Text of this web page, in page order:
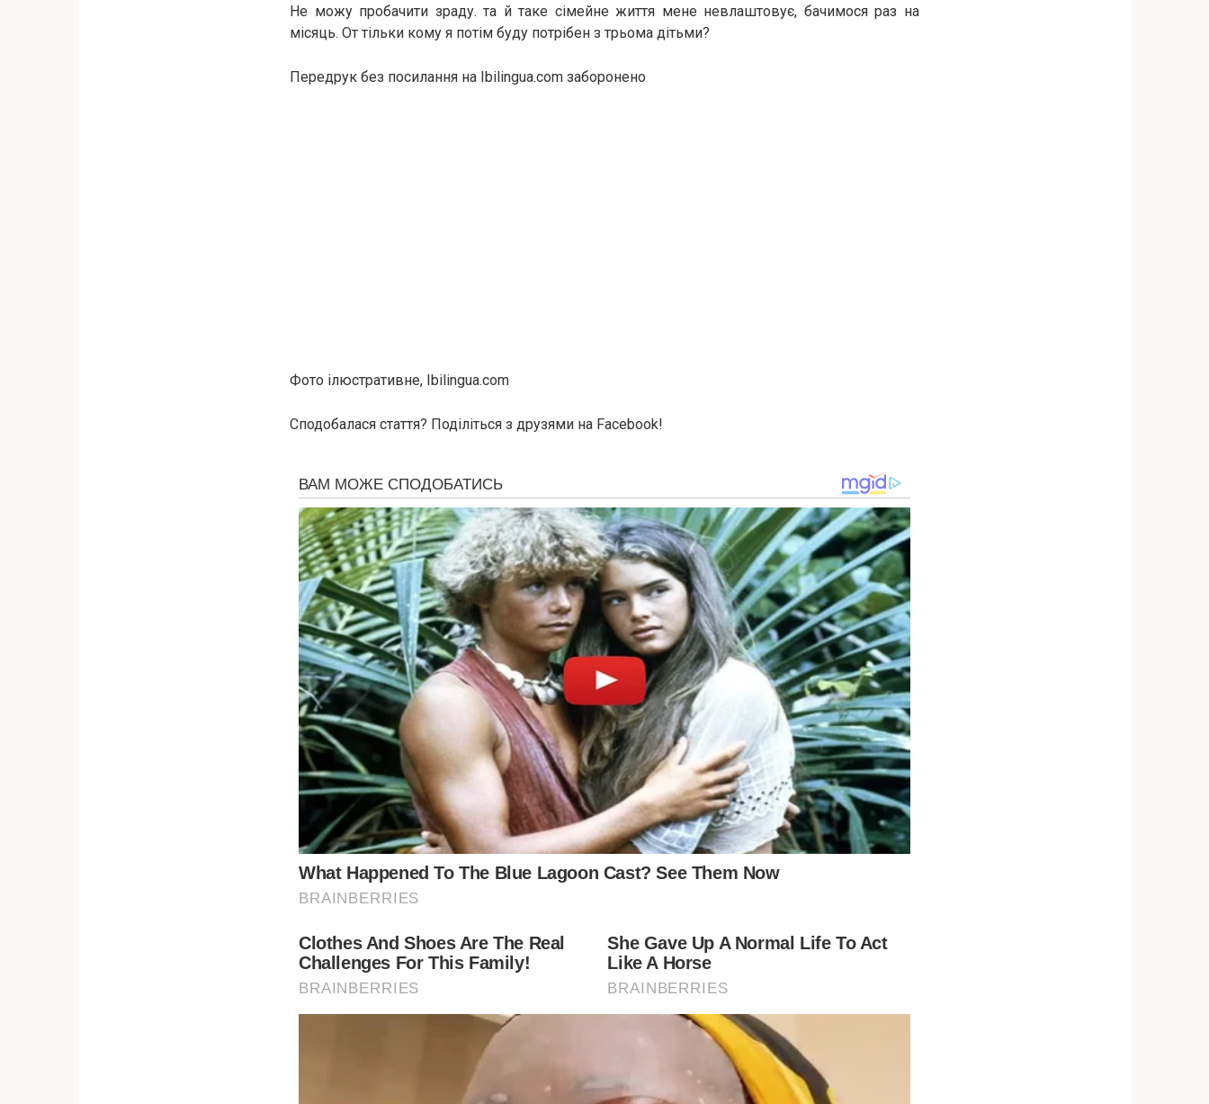
Не можу пробачити зраду. та й таке сімейне життя мене невлаштовує, бачимося раз на
місяць. От тільки кому я потім буду потрібен з трьома дітьми?
Передрук без посилання на Ibilingua.com заборонено
Фото ілюстративне, Ibilingua.com
Сподобалася стаття? Поділіться з друзями на Facebook!